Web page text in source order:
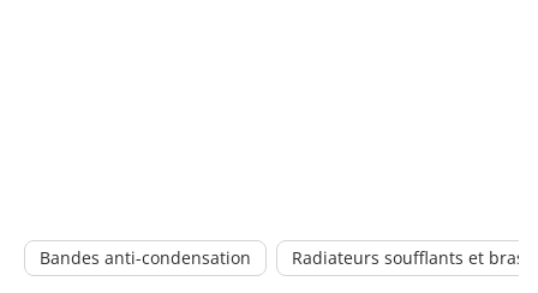
Bandes anti-condensation Radiateurs soufflants et